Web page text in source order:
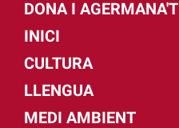
DONA I AGERMANA'T
INICI
CULTURA
LLENGUA
MEDI AMBIENT